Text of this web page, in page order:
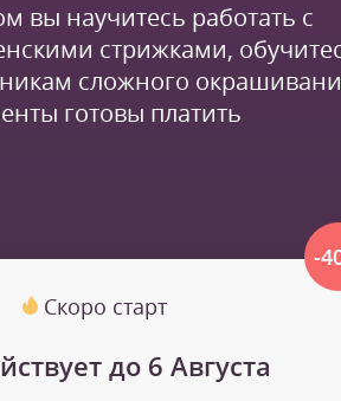
вы научитесь работать с
стрижками,
сложного
готовы платить
-
Скоро старт
до 6 Августа